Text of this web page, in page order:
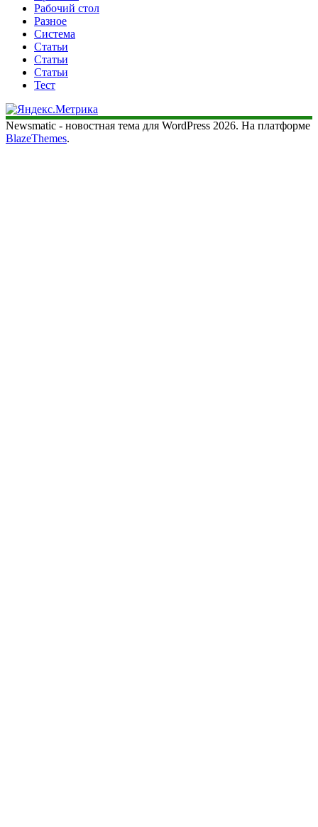
Рабочий стол
Разное
Система
Статьи
Статьи
Статьи
Тест
Newsmatic - новостная тема для WordPress 2026. На платформе
BlazeThemes.